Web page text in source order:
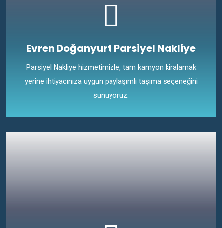
Evren Doğanyurt Parsiyel Nakliye
Parsiyel Nakliye hizmetimizle, tam kamyon kiralamak
yerine ihtiyacınıza uygun paylaşımlı taşıma seçeneğini
sunuyoruz.